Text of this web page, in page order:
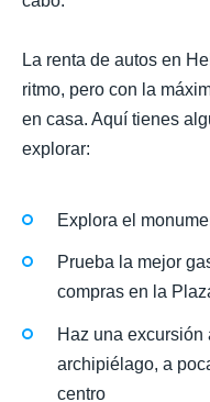
La renta de autos en
ritmo, pero con la
en casa. Aquí tienes
explorar:
Explora el
Prueba la mejor
compras en la
Haz una excursión
archipiélago, a
centro